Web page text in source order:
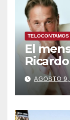
TELOCONTAMOS
El
ayudar
AGOSTO